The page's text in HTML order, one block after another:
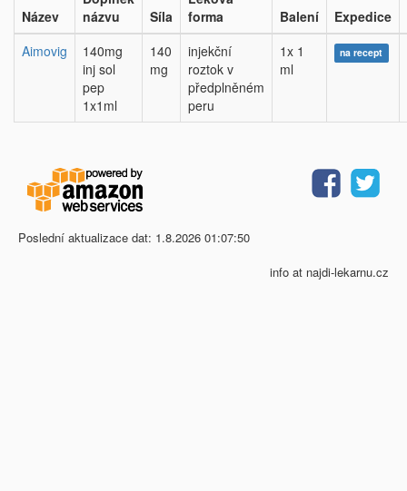
Název
názvu
Síla
forma
Balení
Expedice
Aimovig
140mg
inj sol
pep
1x1ml
140
mg
injekční
roztok v
předplněném
peru
1x 1
ml
na recept
Poslední aktualizace dat: 1.8.2026 01:07:50
info at najdi-lekarnu.cz